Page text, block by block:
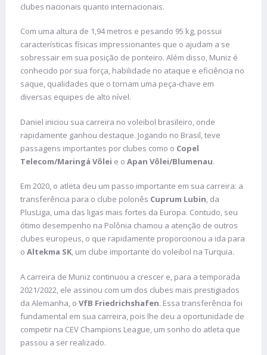
clubes nacionais quanto internacionais.
Com uma altura de 1,94 metros e pesando 95 kg, possui
características físicas impressionantes que o ajudam a se
sobressair em sua posição de ponteiro. Além disso, Muniz é
conhecido por sua força, habilidade no ataque e eficiência no
saque, qualidades que o tornam uma peça-chave em
diversas equipes de alto nível.
Daniel iniciou sua carreira no voleibol brasileiro, onde
rapidamente ganhou destaque. Jogando no Brasil, teve
passagens importantes por clubes como o Copel
Telecom/Maringá Vôlei e o Apan Vôlei/Blumenau.
Em 2020, o atleta deu um passo importante em sua carreira: a
transferência para o clube polonês Cuprum Lubin, da
PlusLiga, uma das ligas mais fortes da Europa. Contudo, seu
ótimo desempenho na Polônia chamou a atenção de outros
clubes europeus, o que rapidamente proporcionou a ida para
o Altekma SK, um clube importante do voleibol na Turquia.
A carreira de Muniz continuou a crescer e, para a temporada
2021/2022, ele assinou com um dos clubes mais prestigiados
da Alemanha, o VfB Friedrichshafen. Essa transferência foi
fundamental em sua carreira, pois lhe deu a oportunidade de
competir na CEV Champions League, um sonho do atleta que
passou a ser realizado.